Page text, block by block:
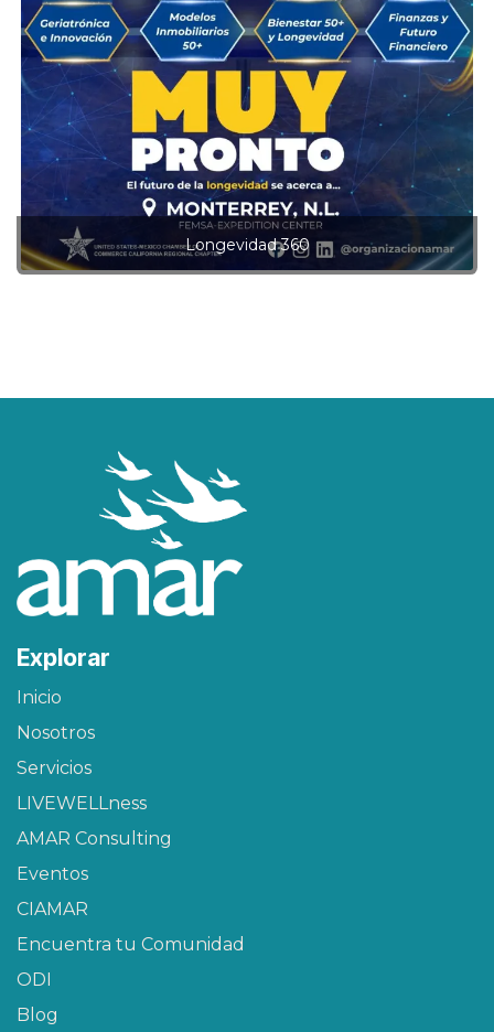
Longevidad 360
Explorar
Inicio
Nosotros
Servicios
LIVEWELLness
AMAR Consulting
Eventos
CIAMAR​
Encuentra tu Comunidad
ODI
Blog